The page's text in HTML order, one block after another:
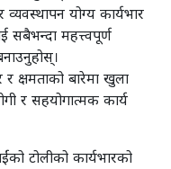
व्यवस्थापन योग्य कार्यभार
सबैभन्दा महत्त्वपूर्ण
र क्षमताको बारेमा खुला
र सहयोगात्मक कार्य
टोलीको कार्यभारको